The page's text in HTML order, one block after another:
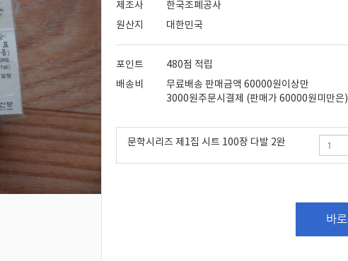
제조사
한국조폐공사
원산지
대한민국
포인트
480점 적립
배송비
무료배송 판매금액 60000원이상만
3000원주문시결제 (판매가 60000원미만은)
문학시리즈 제1집 시트 100장 다발 2완